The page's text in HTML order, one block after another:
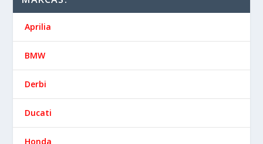
Aprilia
BMW
Derbi
Ducati
Honda